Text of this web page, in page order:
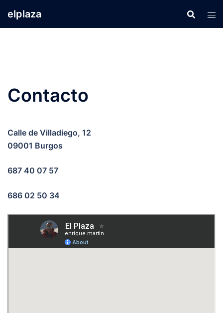
elplaza
Contacto
Calle de Villadiego, 12
09001 Burgos
687 40 07 57
686 02 50 34